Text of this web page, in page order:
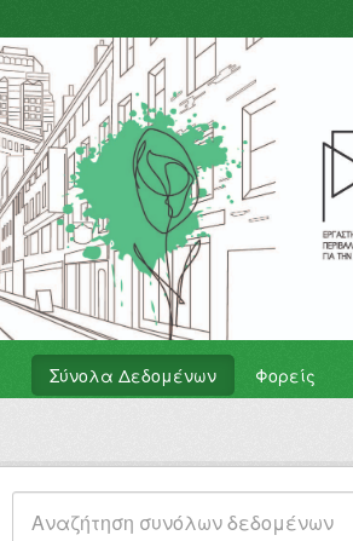
Σύνολα Δεδομένων Φορείς